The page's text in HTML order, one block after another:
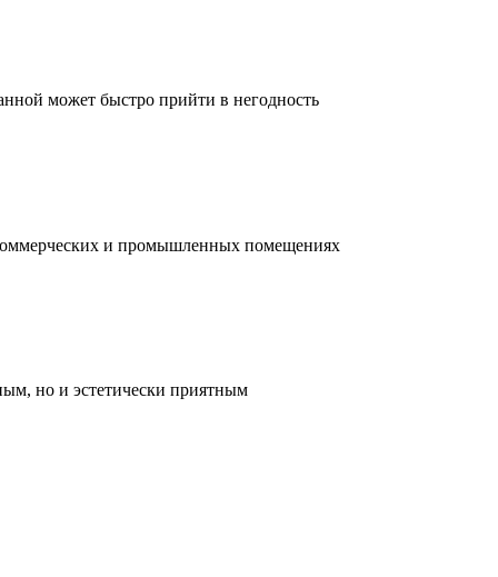
может быстро прийти в негодность
и промышленных помещениях
но и эстетически приятным